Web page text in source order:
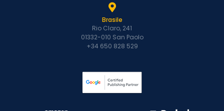
Brasile
Rio Claro, 241
01332-010 San Paolo
+34 650 828 529